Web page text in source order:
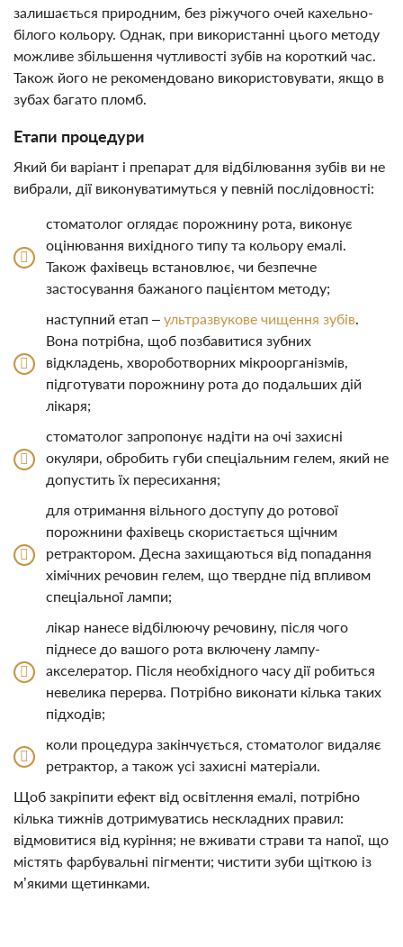
залишається природним, без ріжучого очей кахельно-
білого кольору. Однак, при використанні цього методу
можливе збільшення чутливості зубів на короткий час.
Також його не рекомендовано використовувати, якщо в
зубах багато пломб.
Етапи процедури
Який би варіант і препарат для відбілювання зубів ви не
вибрали, дії виконуватимуться у певній послідовності:
стоматолог оглядає порожнину рота, виконує
оцінювання вихідного типу та кольору емалі.
Також фахівець встановлює, чи безпечне
застосування бажаного пацієнтом методу;
наступний етап – ультразвукове чищення зубів.
Вона потрібна, щоб позбавитися зубних
відкладень, хвороботворних мікроорганізмів,
підготувати порожнину рота до подальших дій
лікаря;
стоматолог запропонує надіти на очі захисні
окуляри, обробить губи спеціальним гелем, який не
допустить їх пересихання;
для отримання вільного доступу до ротової
порожнини фахівець скористається щічним
ретрактором. Десна захищаються від попадання
хімічних речовин гелем, що твердне під впливом
спеціальної лампи;
лікар нанесе відбілюючу речовину, після чого
піднесе до вашого рота включену лампу-
акселератор. Після необхідного часу дії робиться
невелика перерва. Потрібно виконати кілька таких
підходів;
коли процедура закінчується, стоматолог видаляє
ретрактор, а також усі захисні матеріали.
Щоб закріпити ефект від освітлення емалі, потрібно
кілька тижнів дотримуватись нескладних правил:
відмовитися від куріння; не вживати страви та напої, що
містять фарбувальні пігменти; чистити зуби щіткою із
м’якими щетинками.